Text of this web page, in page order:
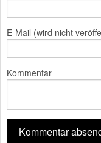
E-Mail (wird nicht
Kommentar